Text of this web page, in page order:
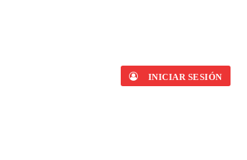
INICIAR SESIÓN